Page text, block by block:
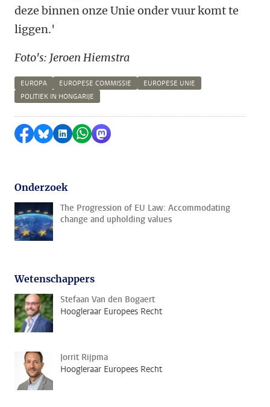
deze binnen onze Unie onder vuur komt te
liggen.'
Foto's: Jeroen Hiemstra
EUROPA EUROPESE COMMISSIE
EUROPESE UNIE
POLITIEK IN HONGARIJE
Delen op Facebook
Delen via Bluesky
Delen op LinkedIn
Delen via WhatsApp
Delen via Mastodon
Onderzoek
The Progression of EU Law: Accommodating
change and upholding values
Wetenschappers
Stefaan Van den Bogaert
Hoogleraar Europees Recht
Jorrit Rijpma
Hoogleraar Europees Recht